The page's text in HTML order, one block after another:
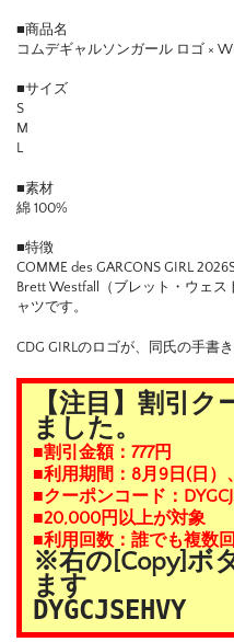
■商品名
コムデギャルソンガール ロゴ ×
■サイズ
S
M
L
■素材
綿 100%
■特徴
COMME des GARCONS GIRL
Brett Westfall（ブレット・ウェ
ャツです。
CDG GIRLのロゴが、同氏の手書
【注目】割引
ました。
■割引金額：777円
■利用期間：8月9日(日）
■クーポンコード：
■20,000円以上が対象
■利用回数：誰でも複数
※右の[Copy]ボ
ます
DYGCJSEHVY